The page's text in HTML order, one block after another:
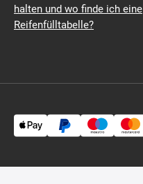
halten und wo finde ich eine
Reifenfülltabelle?